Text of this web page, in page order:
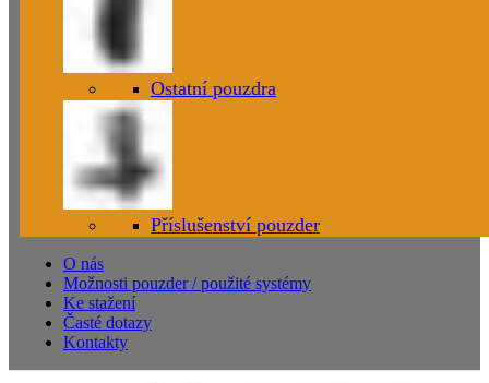
Ostatní pouzdra
Příslušenství pouzder
O nás
Možnosti pouzder / použité systémy
Ke stažení
Časté dotazy
Kontakty